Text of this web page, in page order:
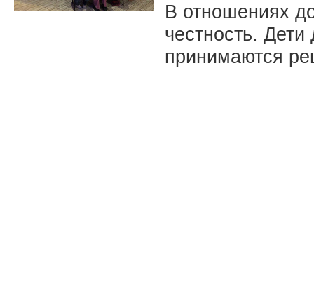
В отношениях
честность.
принимаются